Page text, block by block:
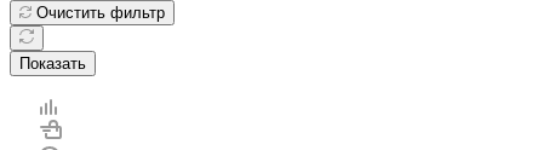
Очистить фильтр
Показать